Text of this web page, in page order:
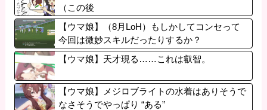
（この後
【ウマ娘】（8月LoH）もしかしてコンセって
今回は微妙スキルだったりするか？
【ウマ娘】天才現る……これは叡智。
【ウマ娘】メジロブライトの水着はありそうで
なさそうでやっぱり “ある”